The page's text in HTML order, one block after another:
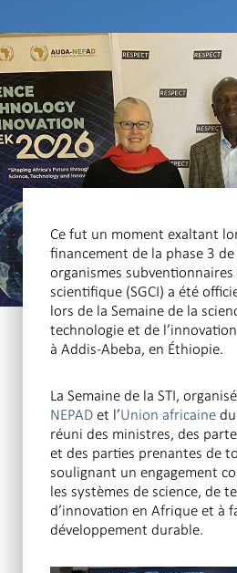
Ce fut un moment exaltant
financement de la phase 3 de
organismes
scientifique (SGCI) a été
lors de la Semaine de la
technologie et de
à Addis-Abeba, en Éthiopie.
La Semaine de la STI,
NEPAD et l’Union africaine
réuni des ministres, des
et des parties prenantes de
soulignant un engagement
les systèmes de science, de
d’innovation en Afrique et à
développement durable.